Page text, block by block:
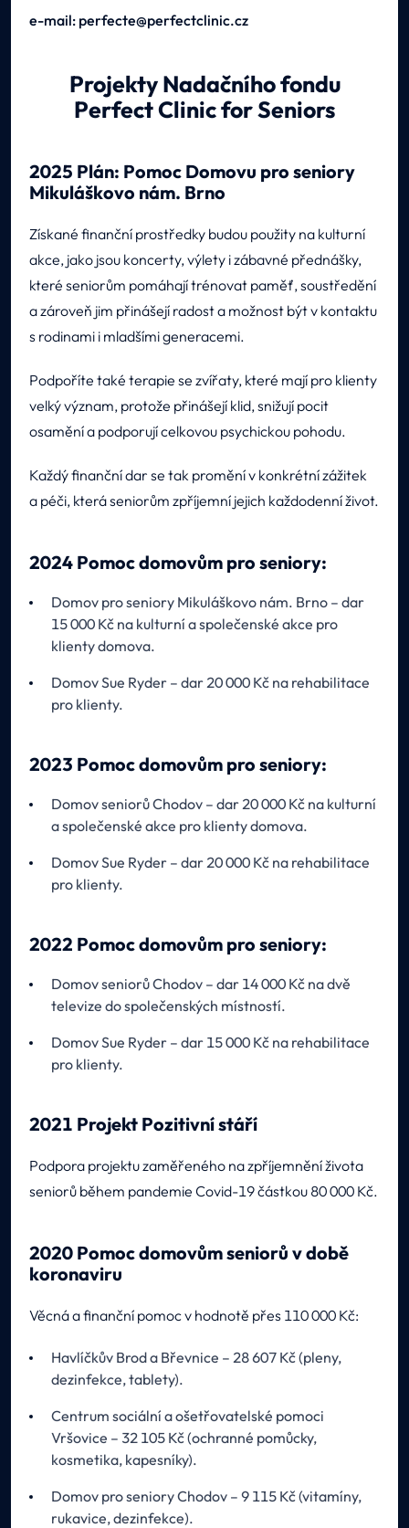
e-mail: perfecte@perfectclinic.cz
Projekty Nadačního fondu
Perfect Clinic for Seniors
2025 Plán: Pomoc Domovu pro seniory
Mikuláškovo nám. Brno
Získané finanční prostředky budou použity na kulturní
akce, jako jsou koncerty, výlety i zábavné přednášky,
které seniorům pomáhají trénovat paměť, soustředění
a zároveň jim přinášejí radost a možnost být v kontaktu
s rodinami i mladšími generacemi.
Podpoříte také terapie se zvířaty, které mají pro klienty
velký význam, protože přinášejí klid, snižují pocit
osamění a podporují celkovou psychickou pohodu.
Každý finanční dar se tak promění v konkrétní zážitek
a péči, která seniorům zpříjemní jejich každodenní život.
2024 Pomoc domovům pro seniory:
Domov pro seniory Mikuláškovo nám. Brno – dar
15 000 Kč na kulturní a společenské akce pro
klienty domova.
Domov Sue Ryder – dar 20 000 Kč na rehabilitace
pro klienty.
2023 Pomoc domovům pro seniory:
Domov seniorů Chodov – dar 20 000 Kč na kulturní
a společenské akce pro klienty domova.
Domov Sue Ryder – dar 20 000 Kč na rehabilitace
pro klienty.
2022 Pomoc domovům pro seniory:
Domov seniorů Chodov – dar 14 000 Kč na dvě
televize do společenských místností.
Domov Sue Ryder – dar 15 000 Kč na rehabilitace
pro klienty.
2021 Projekt Pozitivní stáří
Podpora projektu zaměřeného na zpříjemnění života
seniorů během pandemie Covid-19 částkou 80 000 Kč.
2020 Pomoc domovům seniorů v době
koronaviru
Věcná a finanční pomoc v hodnotě přes 110 000 Kč:
Havlíčkův Brod a Břevnice – 28 607 Kč (pleny,
dezinfekce, tablety).
Centrum sociální a ošetřovatelské pomoci
Vršovice – 32 105 Kč (ochranné pomůcky,
kosmetika, kapesníky).
Domov pro seniory Chodov – 9 115 Kč (vitamíny,
rukavice, dezinfekce).